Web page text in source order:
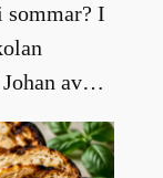
sommar? I
Johan av…